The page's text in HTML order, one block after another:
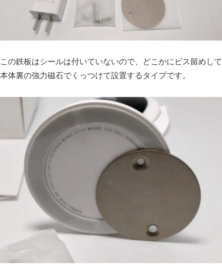
この鉄板はシールは付いていないので、どこかにビス留めして
本体裏の強力磁石でくっつけて設置するタイプです。